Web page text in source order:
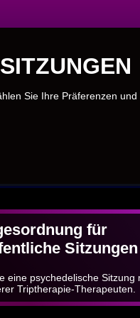
Sie Ihre Präferenzen und
für
Sitzungen
eine psychedelische Sitzung
Triptherapie-Therapeuten.